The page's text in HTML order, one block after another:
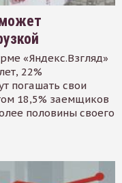
«Яндекс.Взгляд»
22%
погашать свои
18,5% заемщиков
половины своего